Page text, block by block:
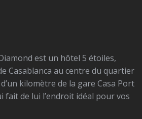
est un hôtel 5 étoiles,
Casablanca au centre du quartier
kilomètre de la gare Casa Port
fait de lui l’endroit idéal pour vos